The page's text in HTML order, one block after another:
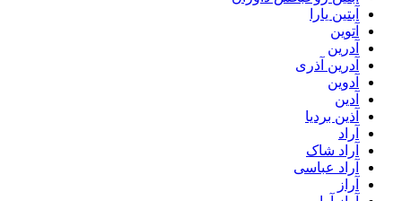
آبتین یارا
آتوین
آدرین
آدرین آذری
آدوین
آدین
آذین بردیا
آراد
آراد شاک
آراد عباسی
آراز